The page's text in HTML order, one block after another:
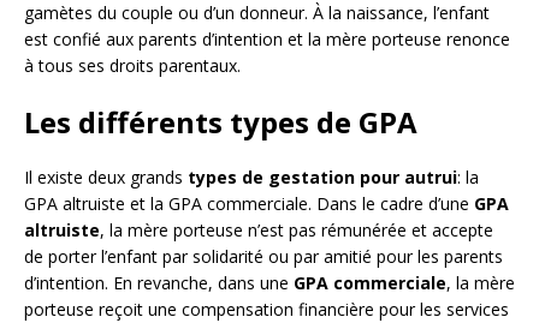
gamètes du couple ou d’un donneur. À la naissance, l’enfant
est confié aux parents d’intention et la mère porteuse renonce
à tous ses droits parentaux.
Les différents types de GPA
Il existe deux grands types de gestation pour autrui: la
GPA altruiste et la GPA commerciale. Dans le cadre d’une GPA
altruiste, la mère porteuse n’est pas rémunérée et accepte
de porter l’enfant par solidarité ou par amitié pour les parents
d’intention. En revanche, dans une GPA commerciale, la mère
porteuse reçoit une compensation financière pour les services